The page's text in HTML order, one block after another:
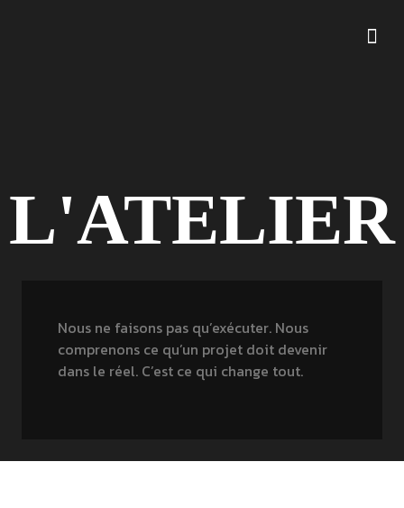
L'ATELIER
Nous ne faisons pas qu’exécuter. Nous
comprenons ce qu’un projet doit devenir
dans le réel. C’est ce qui change tout.